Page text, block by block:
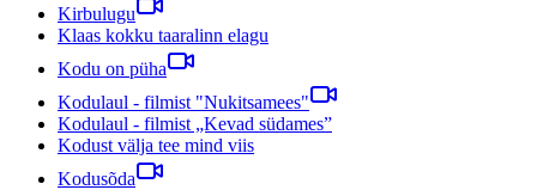
Kirbulugu
Klaas kokku taaralinn elagu
Kodu on püha
Kodulaul - filmist "Nukitsamees"
Kodulaul - filmist „Kevad südames”
Kodust välja tee mind viis
Kodusõda